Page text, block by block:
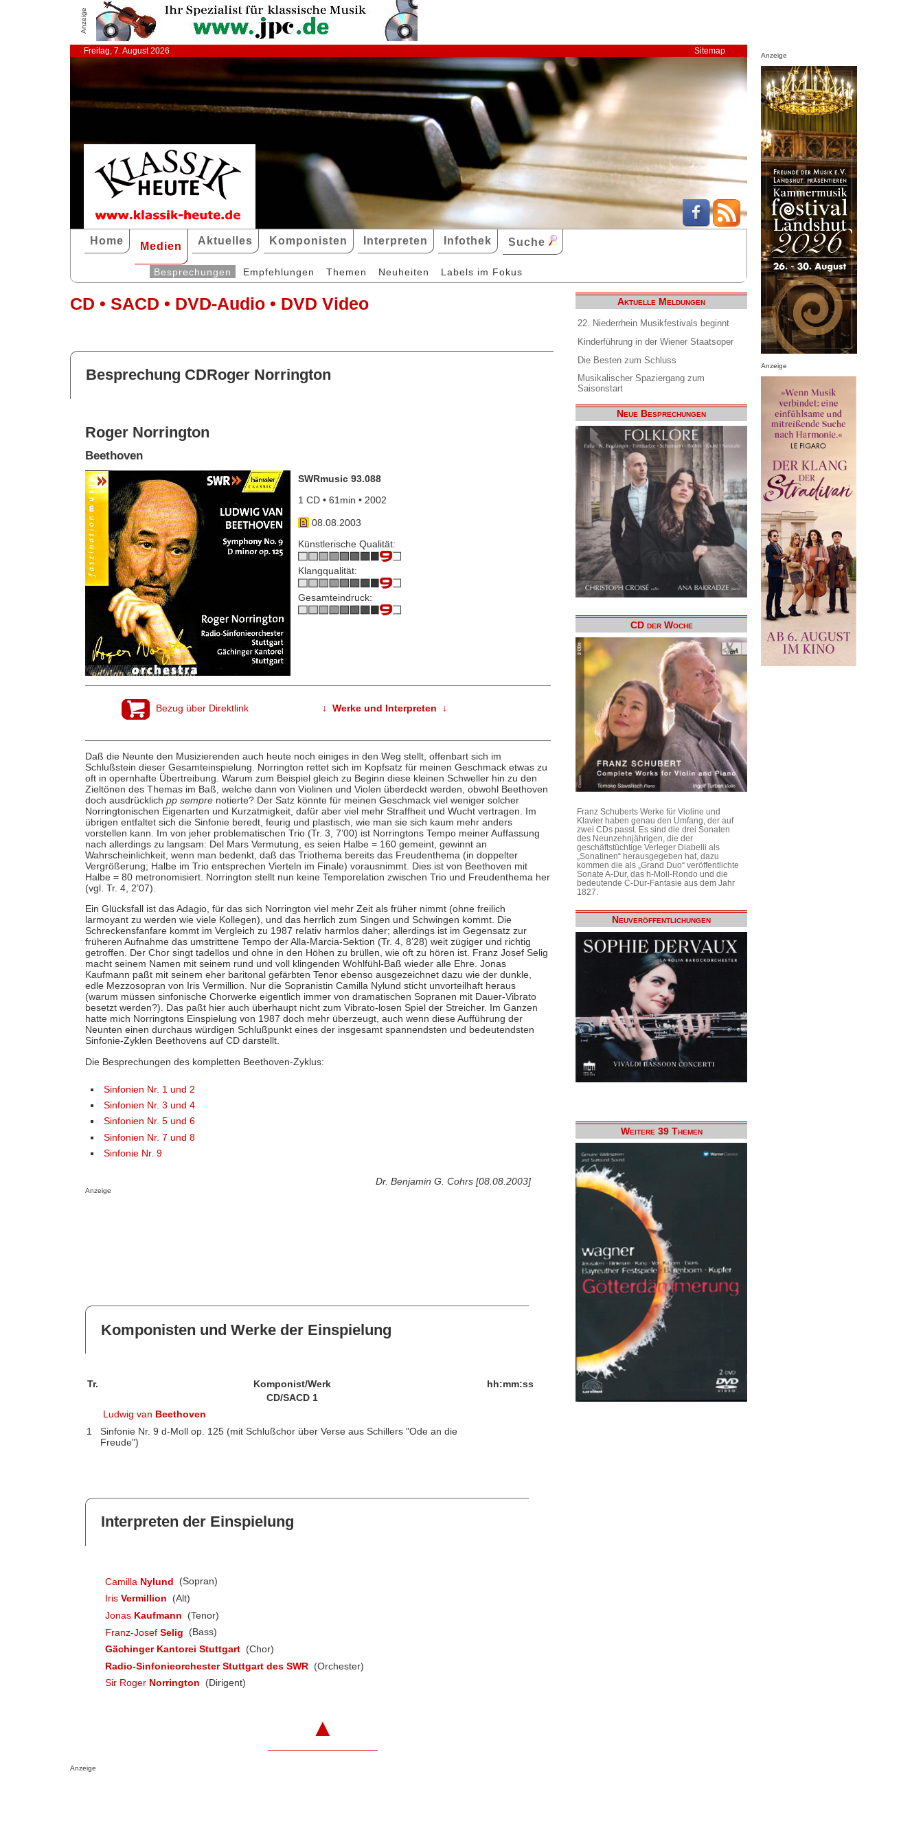
Anzeige
Freitag, 7. August 2026 Sitemap
Home Medien Aktuelles Komponisten Interpreten Infothek Suche
Besprechungen Empfehlungen Themen Neuheiten Labels im Fokus
CD • SACD • DVD-Audio • DVD Video
Besprechung CDRoger Norrington
Roger Norrington
Beethoven
SWRmusic 93.088
1 CD • 61min • 2002
08.08.2003
Künstlerische Qualität:
Klangqualität:
Gesamteindruck:
Bezug über Direktlink ↓ Werke und Interpreten ↓
Daß die Neunte den Musizierenden auch heute noch einiges in den Weg stellt, offenbart sich im
Schlußstein dieser Gesamteinspielung. Norrington rettet sich im Kopfsatz für meinen Geschmack etwas zu
oft in opernhafte Übertreibung. Warum zum Beispiel gleich zu Beginn diese kleinen Schweller hin zu den
Zieltönen des Themas im Baß, welche dann von Violinen und Violen überdeckt werden, obwohl Beethoven
doch ausdrücklich pp semprenotierte? Der Satz könnte für meinen Geschmack viel weniger solcher
Norringtonischen Eigenarten und Kurzatmigkeit, dafür aber viel mehr Straffheit und Wucht vertragen. Im
übrigen entfaltet sich die Sinfonie beredt, feurig und plastisch, wie man sie sich kaum mehr anders
vorstellen kann. Im von jeher problematischen Trio (Tr. 3, 7’00) ist Norringtons Tempo meiner Auffassung
nach allerdings zu langsam: Del Mars Vermutung, es seien Halbe = 160 gemeint, gewinnt an
Wahrscheinlichkeit, wenn man bedenkt, daß das Triothema bereits das Freudenthema (in doppelter
Vergrößerung; Halbe im Trio entsprechen Vierteln im Finale) vorausnimmt. Dies ist von Beethoven mit
Halbe = 80 metronomisiert. Norrington stellt nun keine Temporelation zwischen Trio und Freudenthema her
(vgl. Tr. 4, 2’07).
Ein Glücksfall ist das Adagio, für das sich Norrington viel mehr Zeit als früher nimmt (ohne freilich
larmoyant zu werden wie viele Kollegen), und das herrlich zum Singen und Schwingen kommt. Die
Schreckensfanfare kommt im Vergleich zu 1987 relativ harmlos daher; allerdings ist im Gegensatz zur
früheren Aufnahme das umstrittene Tempo der Alla-Marcia-Sektion (Tr. 4, 8’28) weit zügiger und richtig
getroffen. Der Chor singt tadellos und ohne in den Höhen zu brüllen, wie oft zu hören ist. Franz Josef Selig
macht seinem Namen mit seinem rund und voll klingenden Wohlfühl-Baß wieder alle Ehre. Jonas
Kaufmann paßt mit seinem eher baritonal gefärbten Tenor ebenso ausgezeichnet dazu wie der dunkle,
edle Mezzosopran von Iris Vermillion. Nur die Sopranistin Camilla Nylund sticht unvorteilhaft heraus
(warum müssen sinfonische Chorwerke eigentlich immer von dramatischen Sopranen mit Dauer-Vibrato
besetzt werden?). Das paßt hier auch überhaupt nicht zum Vibrato-losen Spiel der Streicher. Im Ganzen
hatte mich Norringtons Einspielung von 1987 doch mehr überzeugt, auch wenn diese Aufführung der
Neunten einen durchaus würdigen Schlußpunkt eines der insgesamt spannendsten und bedeutendsten
Sinfonie-Zyklen Beethovens auf CD darstellt.
Die Besprechungen des kompletten Beethoven-Zyklus:
Sinfonien Nr. 1 und 2
Sinfonien Nr. 3 und 4
Sinfonien Nr. 5 und 6
Sinfonien Nr. 7 und 8
Sinfonie Nr. 9
Dr. Benjamin G. Cohrs [08.08.2003]
Anzeige
Komponisten und Werke der Einspielung
Tr. Komponist/Werk
hh:mm:ss
CD/SACD 1
Ludwig van Beethoven
1
Sinfonie Nr. 9 d-Moll op. 125 (mit Schlußchor über Verse aus Schillers "Ode an die
Freude")
Interpreten der Einspielung
Camilla Nylund
(Sopran)
Iris Vermillion
(Alt)
Jonas Kaufmann
(Tenor)
Franz-Josef Selig
(Bass)
Gächinger Kantorei Stuttgart (Chor)
Radio-Sinfonieorchester Stuttgart des SWR (Orchester)
Sir Roger Norrington (Dirigent)
▲
Anzeige
Aktuelle Meldungen
22. Niederrhein Musikfestivals beginnt
Kinderführung in der Wiener Staatsoper
Die Besten zum Schluss
Musikalischer Spaziergang zum
Saisonstart
Neue Besprechungen
CD der Woche
Franz Schuberts Werke für Violine und
Klavier haben genau den Umfang, der auf
zwei CDs passt. Es sind die drei Sonaten
des Neunzehnjährigen, die der
geschäftstüchtige Verleger Diabelli als
„Sonatinen“ herausgegeben hat, dazu
kommen die als „Grand Duo“ veröffentlichte
Sonate A-Dur, das h-Moll-Rondo und die
bedeutende C-Dur-Fantasie aus dem Jahr
1827.
Neuveröffentlichungen
Weitere 39 Themen
Anzeige
Anzeige